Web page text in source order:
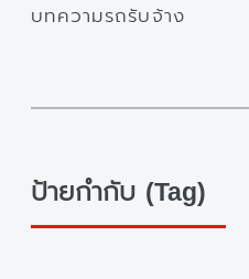
บทความรถรับจ้าง
ป้ายกำกับ (Tag)